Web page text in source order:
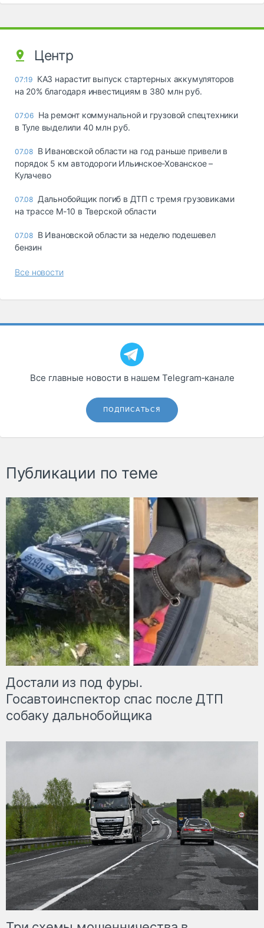
Центр
07:19 КАЗ нарастит выпуск стартерных аккумуляторов
на 20% благодаря инвестициям в 380 млн руб.
07:06 На ремонт коммунальной и грузовой спецтехники
в Туле выделили 40 млн руб.
07.08 В Ивановской области на год раньше привели в
порядок 5 км автодороги Ильинское-Хованское –
Кулачево
07.08 Дальнобойщик погиб в ДТП с тремя грузовиками
на трассе М-10 в Тверской области
07.08 В Ивановской области за неделю подешевел
бензин
Все новости
Все главные новости в нашем Telegram‑канале
ПОДПИСАТЬСЯ
Публикации по теме
Достали из под фуры.
Госавтоинспектор спас после ДТП
собаку дальнобойщика